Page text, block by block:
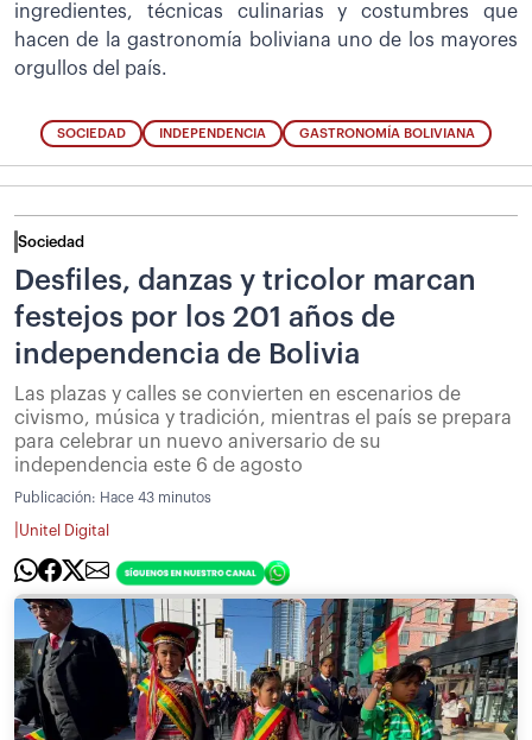
ingredientes, técnicas culinarias y costumbres que
hacen de la gastronomía boliviana uno de los mayores
orgullos del país.
SOCIEDAD INDEPENDENCIA GASTRONOMÍA BOLIVIANA
Sociedad
Desfiles, danzas y tricolor marcan
festejos por los 201 años de
independencia de Bolivia
Las plazas y calles se convierten en escenarios de
civismo, música y tradición, mientras el país se prepara
para celebrar un nuevo aniversario de su
independencia este 6 de agosto
Publicación: Hace 43 minutos
Unitel Digital